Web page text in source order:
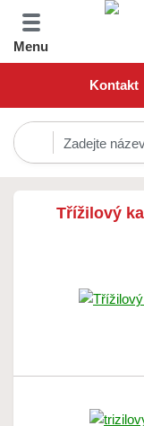
Menu
Kontakt
Třížilový